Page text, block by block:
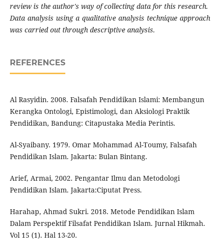
review is the author's way of collecting data for this research.
Data analysis using a qualitative analysis technique approach
was carried out through descriptive analysis.
REFERENCES
Al Rasyidin. 2008. Falsafah Pendidikan Islami: Membangun
Kerangka Ontologi, Epistimologi, dan Aksiologi Praktik
Pendidikan, Bandung: Citapustaka Media Perintis.
Al-Syaibany. 1979. Omar Mohammad Al-Toumy, Falsafah
Pendidikan Islam. Jakarta: Bulan Bintang.
Arief, Armai, 2002. Pengantar Ilmu dan Metodologi
Pendidikan Islam. Jakarta:Ciputat Press.
Harahap, Ahmad Sukri. 2018. Metode Pendidikan Islam
Dalam Perspektif Filsafat Pendidikan Islam. Jurnal Hikmah.
Vol 15 (1). Hal 13-20.